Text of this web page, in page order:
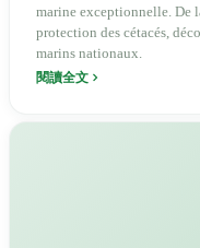
marine exceptionnelle. De
protection des cétacés,
marins nationaux.
閱讀全文